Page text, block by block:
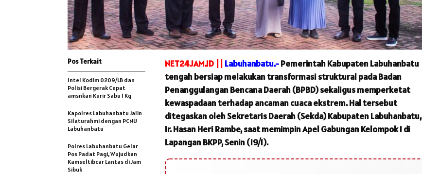
NET24JAM.ID || Labuhanbatu.-Pemerintah Kabupaten Labuhanbatu
tengah bersiap melakukan transformasi struktural pada Badan
Penanggulangan Bencana Daerah (BPBD) sekaligus memperketat
kewaspadaan terhadap ancaman cuaca ekstrem. Hal tersebut
ditegaskan oleh Sekretaris Daerah (Sekda) Kabupaten Labuhanbatu,
Ir. Hasan Heri Rambe, saat memimpin Apel Gabungan Kelompok I di
Lapangan BKPP, Senin (19/1).
Pos Terkait
Intel Kodim 0209/LB dan
Polisi Bergerak Cepat
amsnkan Kurir Sabu 1 Kg
Kapolres Labuhanbatu Jalin
Silaturahmi dengan PCNU
Labuhanbatu
Polres Labuhanbatu Gelar
Pos Padat Pagi, Wujudkan
Kamseltibcar Lantas di Jam
Sibuk